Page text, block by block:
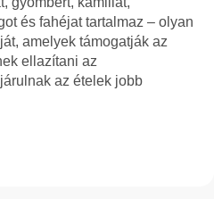
és fahéjat tartalmaz – olyan
amelyek támogatják az
ellazítani az
az ételek jobb